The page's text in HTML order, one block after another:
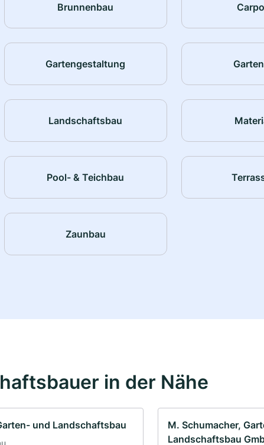
Brunnenbau
Gartengestaltung
Landschaftsbau
Pool- & Teichbau
Zaunbau
in der Nähe
und Landschaftsbau
M. Schumacher,
Landschaftsbau